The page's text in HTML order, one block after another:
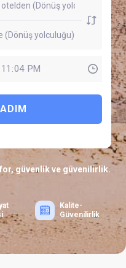
güvenlik ve güvenilirlik.
Kalite-
Güvenilirlik